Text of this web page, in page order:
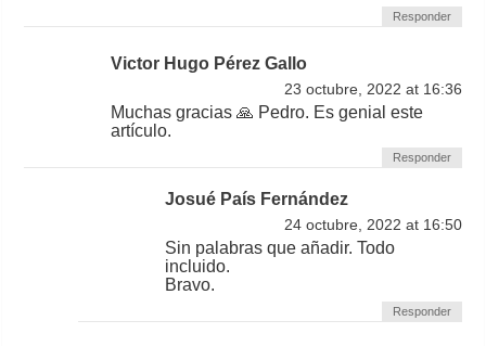
Responder
Victor Hugo Pérez Gallo
23 octubre, 2022 at 16:36
Muchas gracias 🙏 Pedro. Es genial este
artículo.
Responder
Josué País Fernández
24 octubre, 2022 at 16:50
Sin palabras que añadir. Todo
incluido.
Bravo.
Responder